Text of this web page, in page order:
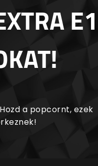
E1
a popcornt, ezek